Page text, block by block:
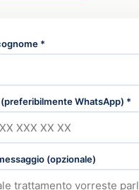
*
WhatsApp) *
(opzionale)